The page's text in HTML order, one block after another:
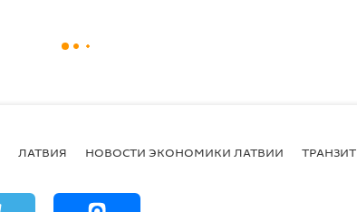
ЛАТВИЯ НОВОСТИ ЭКОНОМИКИ ЛАТВИИ ТРАНЗИТ